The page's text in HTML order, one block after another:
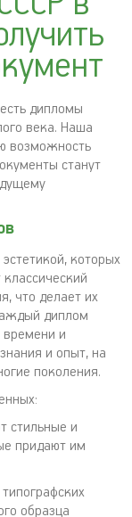
дипломы
века. Наша
возможность
станут
которых
что делает их
диплом
времени и
и опыт, на
поколения.
стильные и
придают им
образца